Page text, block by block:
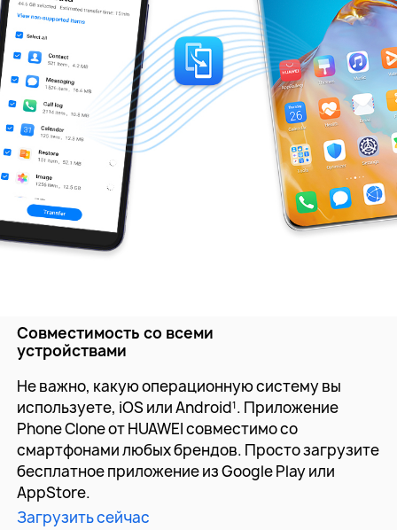
Совместимость со всеми
устройствами
Не важно, какую операционную систему вы
используете, iOS или Android1. Приложение
Phone Clone от HUAWEIсовместимо со
смартфонами любых брендов. Простозагрузите
бесплатное приложение из Google Play или
AppStore.
Загрузить сейчас